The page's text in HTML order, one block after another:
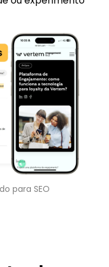
para SEO